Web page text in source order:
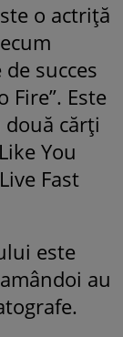
o actriță
de succes
Fire”. Este
cărți
You
Fast
este
au